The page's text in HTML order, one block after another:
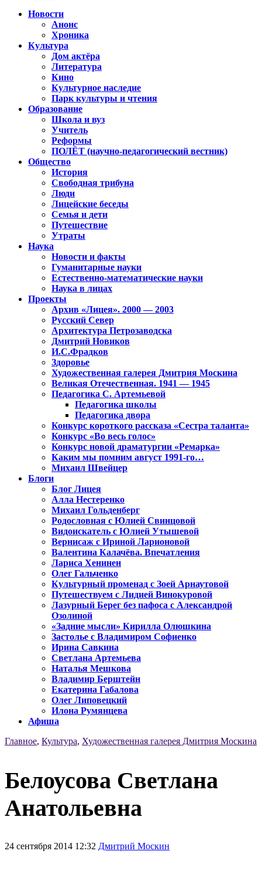
Новости
Анонс
Хроника
Культура
Дом актёра
Литература
Кино
Культурное наследие
Парк культуры и чтения
Образование
Школа и вуз
Учитель
Реформы
ПОЛЁТ (научно-педагогический вестник)
Общество
История
Свободная трибуна
Люди
Лицейские беседы
Семья и дети
Путешествие
Утраты
Наука
Новости и факты
Гуманитарные науки
Естественно-математические науки
Наука в лицах
Проекты
Архив «Лицея». 2000 — 2003
Русский Север
Архитектура Петрозаводска
Дмитрий Новиков
И.С.Фрадков
Здоровье
Художественная галерея Дмитрия Москина
Великая Отечественная. 1941 — 1945
Педагогика С. Артемьевой
Педагогика школы
Педагогика двора
Конкурс короткого рассказа «Сестра таланта»
Конкурс «Во весь голос»
Конкурс новой драматургии «Ремарка»
Каким мы помним август 1991-го…
Михаил Швейцер
Блоги
Блог Лицея
Алла Нестеренко
Михаил Гольденберг
Родословная с Юлией Свинцовой
Видоискатель с Юлией Утышевой
Вернисаж с Ириной Ларионовой
Валентина Калачёва. Впечатления
Лариса Хенинен
Олег Гальченко
Культурный променад с Зоей Арнаутовой
Путешествуем с Лидией Винокуровой
Лазурный Берег без пафоса с Александрой
Озолиной
«Задние мысли» Кирилла Олюшкина
Застолье с Владимиром Софиенко
Ирина Савкина
Светлана Артемьева
Наталья Мешкова
Владимир Берштейн
Екатерина Габалова
Олег Липовецкий
Илона Румянцева
Афиша
Главное, Культура, Художественная галерея Дмитрия Москина
Белоусова Светлана
Анатольевна
24 сентября 2014 12:32 Дмитрий Москин